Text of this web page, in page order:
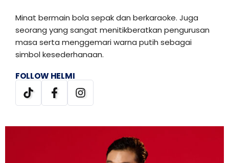
Minat bermain bola sepak dan berkaraoke. Juga
seorang yang sangat menitikberatkan pengurusan
masa serta menggemari warna putih sebagai
simbol kesederhanaan.
FOLLOW HELMI